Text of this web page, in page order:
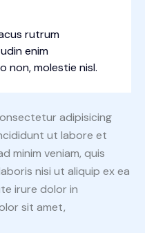
rutrum
enim
non, molestie nisl.
adipisicing
ut labore et
minim veniam, quis
nisi ut aliquip ex ea
irure dolor in
sit amet,